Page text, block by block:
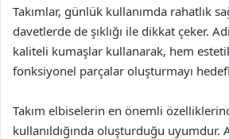
Takımlar, günlük kullanımda rahatlık
davetlerde de şıklığı ile dikkat çeker.
kaliteli kumaşlar kullanarak, hem
fonksiyonel parçalar oluşturmayı
Takım elbiselerin en önemli
kullanıldığında oluşturduğu uyumdur.